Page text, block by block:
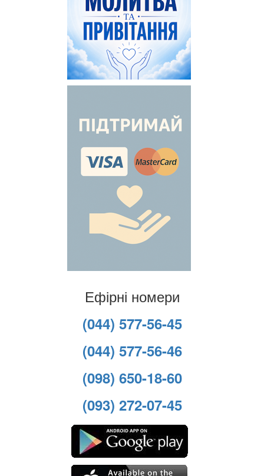
Ефірні номери
(044) 577-56-45
(044) 577-56-46
(098) 650-18-60
(093) 272-07-45